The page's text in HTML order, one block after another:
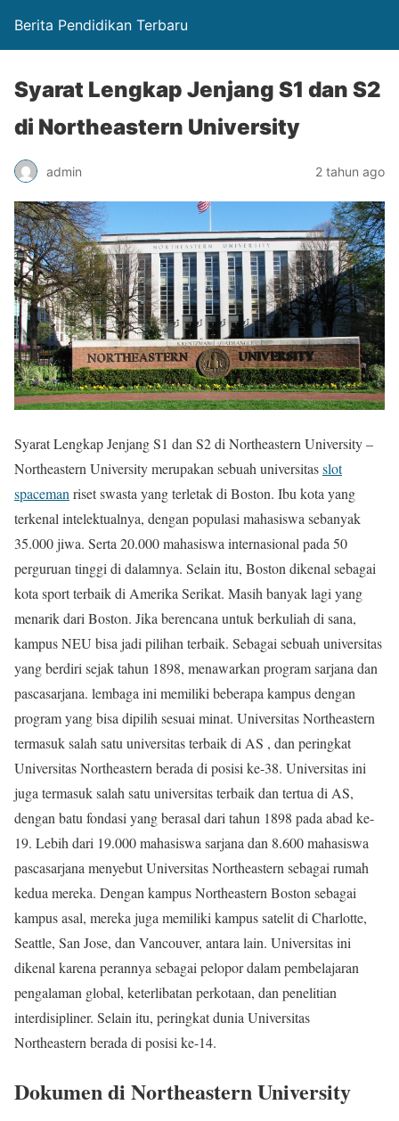
Berita Pendidikan Terbaru
Syarat Lengkap Jenjang S1 dan S2
di Northeastern University
admin 2 tahun ago
Syarat Lengkap Jenjang S1 dan S2 di Northeastern University –
Northeastern University merupakan sebuah universitasslot
spaceman riset swasta yang terletak di Boston. Ibu kota yang
terkenal intelektualnya, dengan populasi mahasiswa sebanyak
35.000 jiwa. Serta 20.000 mahasiswa internasional pada 50
perguruan tinggi di dalamnya. Selain itu, Boston dikenal sebagai
kota sport terbaik di Amerika Serikat. Masih banyak lagi yang
menarik dari Boston. Jika berencana untuk berkuliah di sana,
kampus NEU bisa jadi pilihan terbaik. Sebagai sebuah universitas
yang berdiri sejak tahun 1898, menawarkan program sarjana dan
pascasarjana. lembaga ini memiliki beberapa kampus dengan
program yang bisa dipilih sesuai minat. Universitas Northeastern
termasuk salah satu universitas terbaik di AS , dan peringkat
Universitas Northeastern berada di posisi ke-38. Universitas ini
juga termasuk salah satu universitas terbaik dan tertua di AS,
dengan batu fondasi yang berasal dari tahun 1898 pada abad ke-
19. Lebih dari 19.000 mahasiswa sarjana dan 8.600 mahasiswa
pascasarjana menyebut Universitas Northeastern sebagai rumah
kedua mereka. Dengan kampus Northeastern Boston sebagai
kampus asal, mereka juga memiliki kampus satelit di Charlotte,
Seattle, San Jose, dan Vancouver, antara lain. Universitas ini
dikenal karena perannya sebagai pelopor dalam pembelajaran
pengalaman global, keterlibatan perkotaan, dan penelitian
interdisipliner. Selain itu, peringkat dunia Universitas
Northeastern berada di posisi ke-14.
Dokumen di Northeastern University